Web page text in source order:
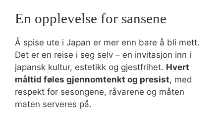
En opplevelse for sansene
Å spise ute i Japan er mer enn bare å bli mett.
Det er en reise i seg selv – en invitasjon inn i
japansk kultur, estetikk og gjestfrihet. Hvert
måltid føles gjennomtenkt og presist, med
respekt for sesongene, råvarene og måten
maten serveres på.